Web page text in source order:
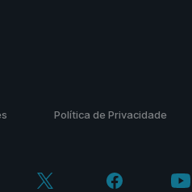
Política de Privacidade